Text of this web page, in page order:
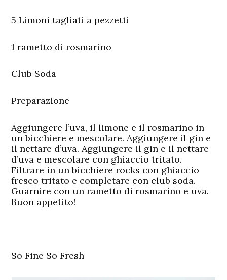
5 Limoni tagliati a pezzetti
1 rametto di rosmarino
Club Soda
Preparazione
Aggiungere l’uva, il limone e il rosmarino in
un bicchiere e mescolare. Aggiungere il gin e
il nettare d’uva. Aggiungere il gin e il nettare
d’uva e mescolare con ghiaccio tritato.
Filtrare in un bicchiere rocks con ghiaccio
fresco tritato e completare con club soda.
Guarnire con un rametto di rosmarino e uva.
Buon appetito!
So Fine So Fresh